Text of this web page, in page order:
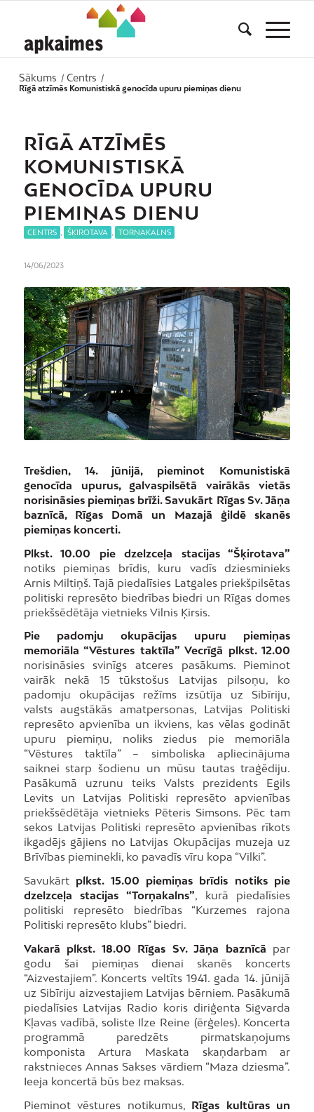
Sākums / Centrs
/
Rīgā atzīmēs Komunistiskā genocīda upuru piemiņas dienu
RĪGĀ ATZĪMĒS
KOMUNISTISKĀ
GENOCĪDA UPURU
PIEMIŅAS DIENU
CENTRS ŠĶIROTAVA TORŅAKALNS
14/06/2023
Trešdien, 14. jūnijā, pieminot Komunistiskā
genocīda upurus, galvaspilsētā vairākās vietās
norisināsies piemiņas brīži. Savukārt Rīgas Sv. Jāņa
baznīcā, Rīgas Domā un Mazajā ģildē skanēs
piemiņas koncerti.
Plkst. 10.00 pie dzelzceļa stacijas “Šķirotava”
notiks piemiņas brīdis, kuru vadīs dziesminieks
Arnis Miltiņš. Tajā piedalīsies Latgales priekšpilsētas
politiski represēto biedrības biedri un Rīgas domes
priekšsēdētāja vietnieks Vilnis Ķirsis.
Pie padomju okupācijas upuru piemiņas
memoriāla “Vēstures taktīla” Vecrīgā plkst. 12.00
norisināsies svinīgs atceres pasākums. Pieminot
vairāk nekā 15 tūkstošus Latvijas pilsoņu, ko
padomju okupācijas režīms izsūtīja uz Sibīriju,
valsts augstākās amatpersonas, Latvijas Politiski
represēto apvienība un ikviens, kas vēlas godināt
upuru piemiņu, noliks ziedus pie memoriāla
“Vēstures taktīla” – simboliska apliecinājuma
saiknei starp šodienu un mūsu tautas traģēdiju.
Pasākumā uzrunu teiks Valsts prezidents Egils
Levits un Latvijas Politiski represēto apvienības
priekšsēdētāja vietnieks Pēteris Simsons. Pēc tam
sekos Latvijas Politiski represēto apvienības rīkots
ikgadējs gājiens no Latvijas Okupācijas muzeja uz
Brīvības pieminekli, ko pavadīs vīru kopa “Vilki”.
Savukārt plkst. 15.00 piemiņas brīdis notiks pie
dzelzceļa stacijas “Torņakalns”, kurā piedalīsies
politiski represēto biedrības “Kurzemes rajona
Politiski represēto klubs” biedri.
Vakarā plkst. 18.00 Rīgas Sv. Jāņa baznīcā par
godu šai piemiņas dienai skanēs koncerts
“Aizvestajiem”. Koncerts veltīts 1941. gada 14. jūnijā
uz Sibīriju aizvestajiem Latvijas bērniem. Pasākumā
piedalīsies Latvijas Radio koris diriģenta Sigvarda
Kļavas vadībā, soliste Ilze Reine (ērģeles). Koncerta
programmā paredzēts pirmatskaņojums
komponista Artura Maskata skaņdarbam ar
rakstnieces Annas Sakses vārdiem “Maza dziesma”.
Ieeja koncertā būs bez maksas.
Pieminot vēstures notikumus, Rīgas kultūras un